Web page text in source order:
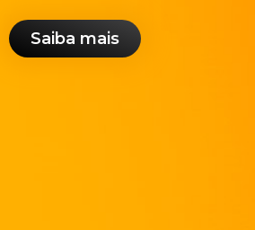
Saiba mais